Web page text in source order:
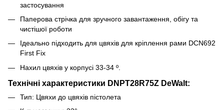
застосування
Паперова стрічка для зручного завантаження, обігу та
чистішої роботи
Ідеально підходить для цвяхів для кріплення рами DCN692
First Fix
Нахил цвяхів у корпусі 33-34 º.
Технічні характеристики DNPT28R75Z DeWalt:
Тип: Цвяхи до цвяхів пістолета